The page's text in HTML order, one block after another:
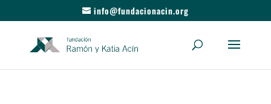
info@fundacionacin.org